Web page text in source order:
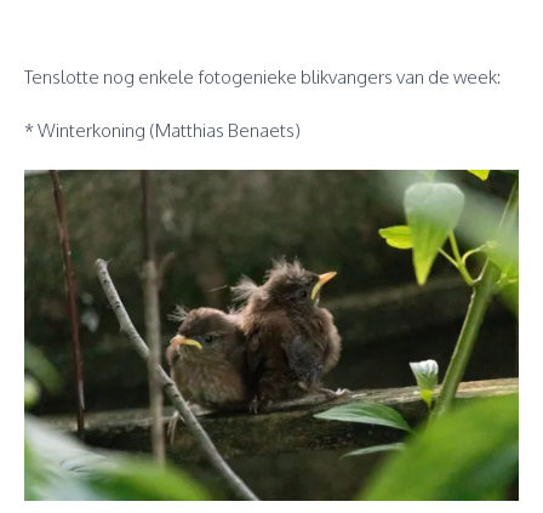
Tenslotte nog enkele fotogenieke blikvangers van de week:
* Winterkoning (Matthias Benaets)